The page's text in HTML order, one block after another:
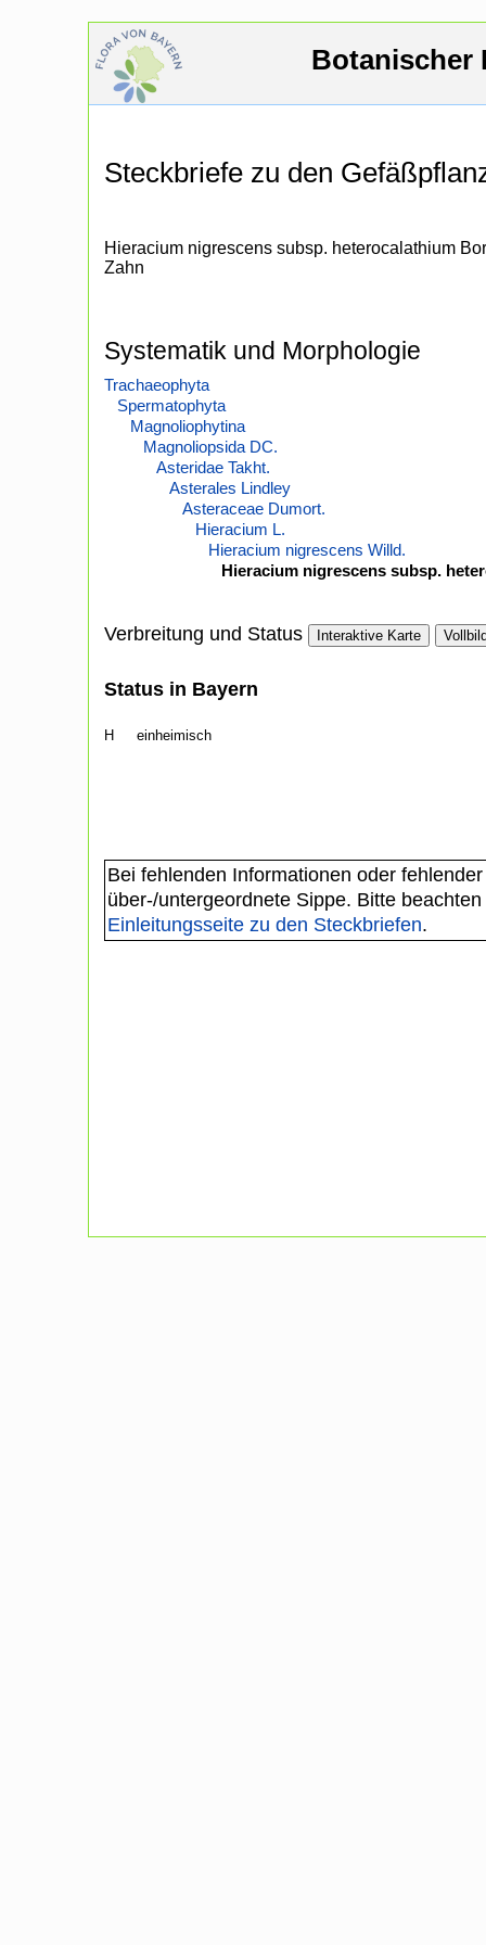
Botanischer
Steckbriefe zu den
Hieracium nigrescens subsp. heterocalathium
Zahn
Systematik und Morphologie
Trachaeophyta
Spermatophyta
Magnoliophytina
Magnoliopsida DC.
Asteridae Takht.
Asterales Lindley
Asteraceae Dumort.
Hieracium L.
Hieracium nigrescens Willd.
Hieracium nigrescens subsp.
Verbreitung und Status Interaktive Karte
Status in Bayern
H einheimisch
Bei fehlenden Informationen oder
über-/untergeordnete Sippe. Bitte
Einleitungsseite zu den Steckbriefen.